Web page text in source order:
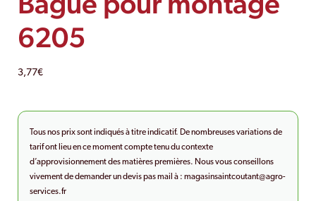
6205
3,77€
Tous nos prix sont indiqués à titre indicatif. De nombreuses variations de
tarif ont lieu en ce moment compte tenu du contexte
d’approvisionnement des matières premières. Nous vous conseillons
vivement de demander un devis pas mail à : magasinsaintcoutant@agro-
services.fr